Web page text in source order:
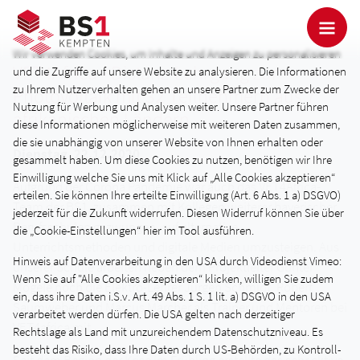
VET4Africa - Distanz-Lehrgang zur
Photovoltaik mit 32 Teilnehmern aus 7
afrikanischen Ländern
Dienstag, 22.12.2020
Aufgrund der Corona Pandemie war auch das VET4Africa-
Team der BS1, zusammen mit Kollegen weiterer bayerischer
Berufsschulen gezwungen, auf alternative
unserer Schule arbeiten neben dem Projektleiter Günter
Mögele noch die Elektro-Lehrer Jürgen Schmidt, Robert
Saumweber und Marcus Marcher als Trainer und Mentoren bei
VET4africa mit.
Wir verwenden Cookies, um Inhalte und Anzeigen zu personalisieren
und die Zugriffe auf unsere Website zu analysieren. Die Informationen
zu Ihrem Nutzerverhalten gehen an unsere Partner zum Zwecke der
Nutzung für Werbung und Analysen weiter. Unsere Partner führen
diese Informationen möglicherweise mit weiteren Daten zusammen,
die sie unabhängig von unserer Website von Ihnen erhalten oder
gesammelt haben. Um diese Cookies zu nutzen, benötigen wir Ihre
Einwilligung welche Sie uns mit Klick auf „Alle Cookies akzeptieren“
erteilen. Sie können Ihre erteilte Einwilligung (Art. 6 Abs. 1 a) DSGVO)
jederzeit für die Zukunft widerrufen. Diesen Widerruf können Sie über
die „Cookie-Einstellungen“ hier im Tool ausführen.
Hinweis auf Datenverarbeitung in den USA durch Videodienst Vimeo:
Wenn Sie auf "Alle Cookies akzeptieren“ klicken, willigen Sie zudem
ein, dass ihre Daten i.S.v. Art. 49 Abs. 1 S. 1 lit. a) DSGVO in den USA
verarbeitet werden dürfen. Die USA gelten nach derzeitiger
Rechtslage als Land mit unzureichendem Datenschutzniveau. Es
besteht das Risiko, dass Ihre Daten durch US-Behörden, zu Kontroll-